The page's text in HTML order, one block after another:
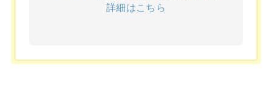
詳細はこちら